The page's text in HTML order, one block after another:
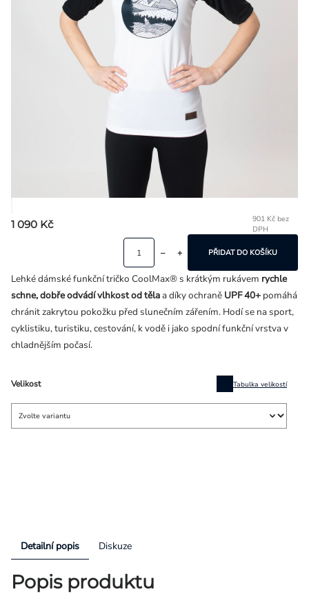
1 090 Kč
901 Kč bez
DPH
Velikost Tabulka velikostí
PŘIDAT DO KOŠÍKU
Lehké dámské funkční tričko CoolMax® s krátkým rukávem rychle
schne, dobře odvádí vlhkost od tělaa díky ochraně UPF 40+ pomáhá
chránit zakrytou pokožku před slunečním zářením. Hodí se na sport,
cyklistiku, turistiku, cestování, k vodě i jako spodní funkční vrstva v
chladnějším počasí.
Detailní popis Diskuze
Popis produktu